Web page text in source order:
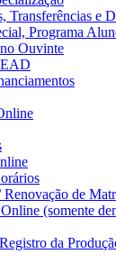
Transferências e
Programa
Ouvinte
de
(somente
da